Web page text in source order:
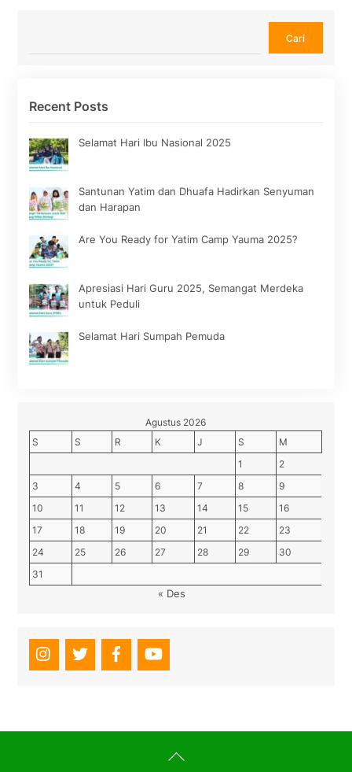
Cari
Recent Posts
Selamat Hari Ibu Nasional 2025
Santunan Yatim dan Dhuafa Hadirkan Senyuman
dan Harapan
Are You Ready for Yatim Camp Yauma 2025?
Apresiasi Hari Guru 2025, Semangat Merdeka
untuk Peduli
Selamat Hari Sumpah Pemuda
Agustus 2026
S
S R K J S
M
1
2
3
4 5 6 7 8
9
10
11 12 13 14 15
16
17
18 19 20 21 22
23
24
25 26 27 28 29
30
31
« Des
Back
To